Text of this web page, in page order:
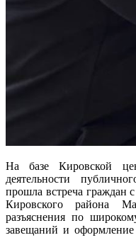
На базе Кировской
деятельности
прошла встреча граждан
Кировского района
разъяснения по
завещаний и